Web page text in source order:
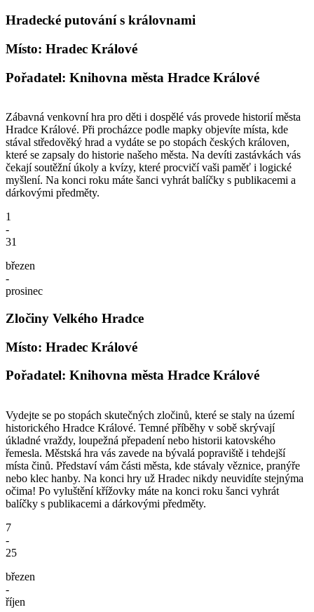
Hradecké putování s královnami
Místo: Hradec Králové
Pořadatel: Knihovna města Hradce Králové
Zábavná venkovní hra pro děti i dospělé vás provede historií města
Hradce Králové. Při procházce podle mapky objevíte místa, kde
stával středověký hrad a vydáte se po stopách českých královen,
které se zapsaly do historie našeho města. Na devíti zastávkách vás
čekají soutěžní úkoly a kvízy, které procvičí vaši paměť i logické
myšlení. Na konci roku máte šanci vyhrát balíčky s publikacemi a
dárkovými předměty.
1
-
31
březen
-
prosinec
Zločiny Velkého Hradce
Místo: Hradec Králové
Pořadatel: Knihovna města Hradce Králové
Vydejte se po stopách skutečných zločinů, které se staly na území
historického Hradce Králové. Temné příběhy v sobě skrývají
úkladné vraždy, loupežná přepadení nebo historii katovského
řemesla. Městská hra vás zavede na bývalá popraviště i tehdejší
místa činů. Představí vám části města, kde stávaly věznice, pranýře
nebo klec hanby. Na konci hry už Hradec nikdy neuvidíte stejnýma
očima! Po vyluštění křížovky máte na konci roku šanci vyhrát
balíčky s publikacemi a dárkovými předměty.
7
-
25
březen
-
říjen